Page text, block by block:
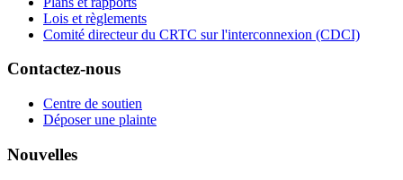
Lois et règlements
Comité directeur du CRTC sur l'interconnexion (CDCI)
Contactez-nous
Centre de soutien
Déposer une plainte
Nouvelles